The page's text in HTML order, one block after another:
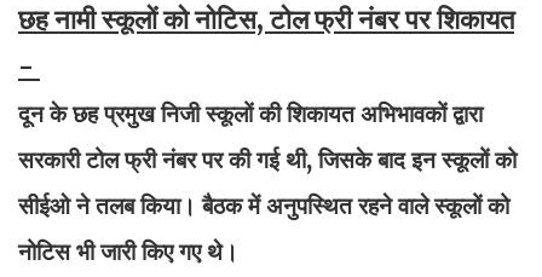
छह नामी स्कूलों को नोटिस, टोल फ्री नंबर पर शिकायत
-
दून के छह प्रमुख निजी स्कूलों की शिकायत अभिभावकों द्वारा
सरकारी टोल फ्री नंबर पर की गई थी, जिसके बाद इन स्कूलों को
सीईओ ने तलब किया। बैठक में अनुपस्थित रहने वाले स्कूलों को
नोटिस भी जारी किए गए थे।